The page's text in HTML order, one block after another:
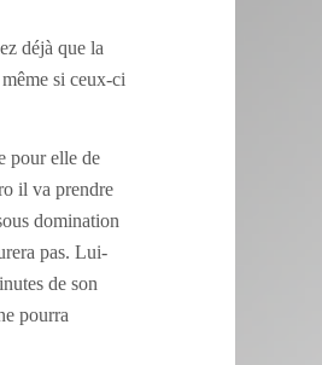
déjà que la
si ceux-ci
pour elle de
il va prendre
domination
pas. Lui-
de son
pourra